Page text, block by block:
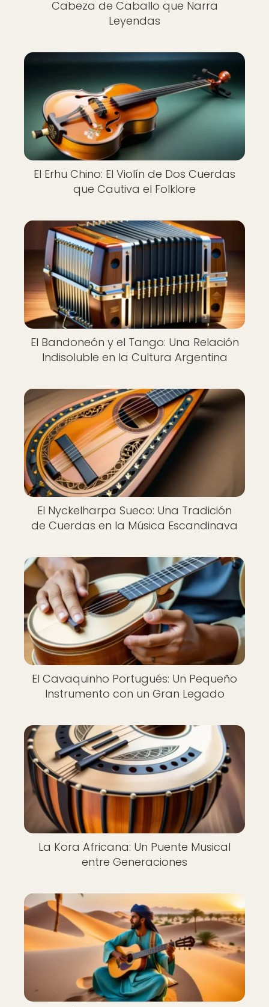
Cabeza de Caballo que Narra
Leyendas
El Erhu Chino: El Violín de Dos Cuerdas
que Cautiva el Folklore
El Bandoneón y el Tango: Una Relación
Indisoluble en la Cultura Argentina
El Nyckelharpa Sueco: Una Tradición
de Cuerdas en la Música Escandinava
El Cavaquinho Portugués: Un Pequeño
Instrumento con un Gran Legado
La Kora Africana: Un Puente Musical
entre Generaciones